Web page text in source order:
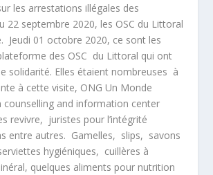
les arrestations illégales des
22 septembre 2020, les OSC du Littoral
Jeudi 01 octobre 2020, ce sont les
des OSC du Littoral qui ont
solidarité. Elles étaient nombreuses à
à cette visite, ONG Un Monde
counselling and information center
revivre, juristes pour l’intégrité
entre autres. Gamelles, slips, savons
hygiéniques, cuillères à
quelques aliments pour nutrition